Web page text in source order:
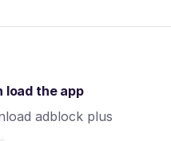
load the app
adblock plus